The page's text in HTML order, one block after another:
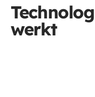
werkt